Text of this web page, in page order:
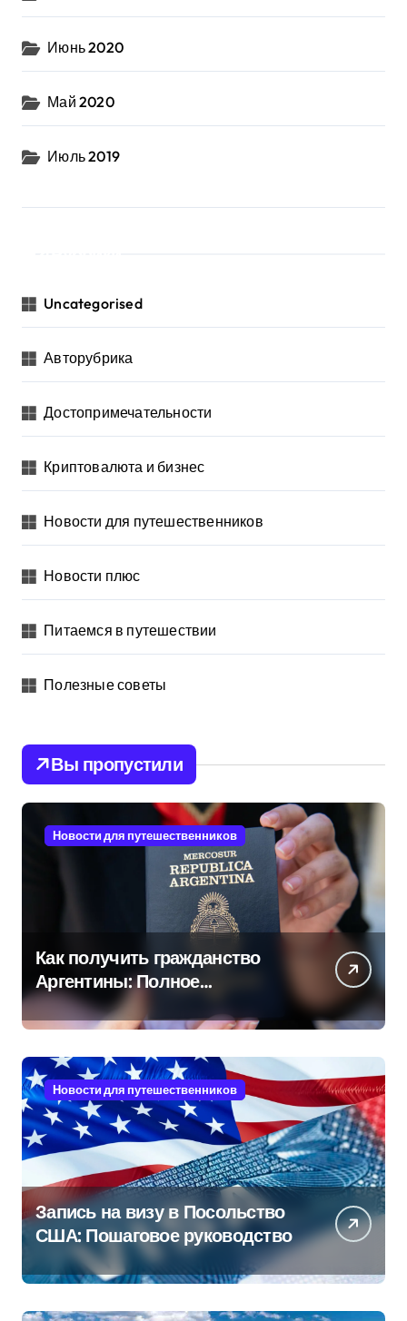
Июнь 2020
Май 2020
Июль 2019
Uncategorised
Авторубрика
Достопримечательности
Криптовалюта и бизнес
Новости для путешественников
Новости плюс
Питаемся в путешествии
Полезные советы
Вы пропустили
Новости для путешественников
Как получить гражданство
Аргентины: Полное
руководство
Новости для путешественников
Запись на визу в Посольство
США: Пошаговое руководство